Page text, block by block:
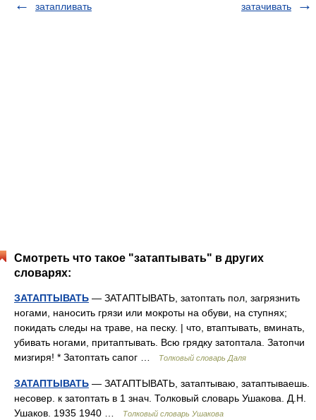
затапливать
затачивать
Смотреть что такое "затаптывать" в других
словарях:
ЗАТАПТЫВАТЬ — ЗАТАПТЫВАТЬ, затоптать пол, загрязнить
ногами, наносить грязи или мокроты на обуви, на ступнях;
покидать следы на траве, на песку. | что, втаптывать, вминать,
убивать ногами, притаптывать. Всю грядку затоптала. Затопчи
мизгиря! * Затоптать сапог …
Толковый словарь Даля
ЗАТАПТЫВАТЬ — ЗАТАПТЫВАТЬ, затаптываю, затаптываешь.
несовер. к затоптать в 1 знач. Толковый словарь Ушакова. Д.Н.
Ушаков. 1935 1940 …
Толковый словарь Ушакова